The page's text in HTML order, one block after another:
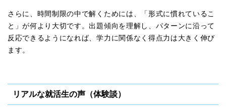
さらに、時間制限の中で解くためには、「形式に慣れているこ
と」が何より大切です。出題傾向を理解し、パターンに沿って
反応できるようになれば、学力に関係なく得点力は大きく伸び
ます。
リアルな就活生の声（体験談）